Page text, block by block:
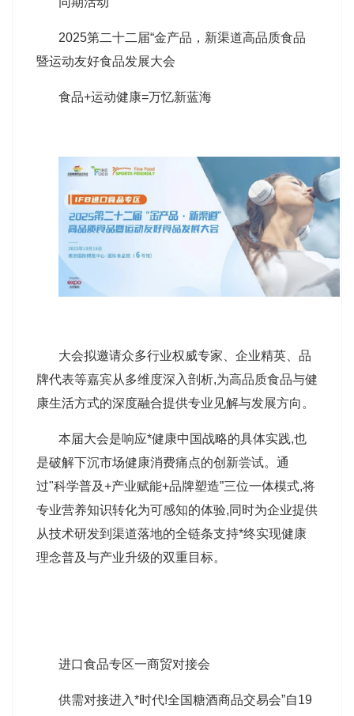
2025第二十二届“金产品，新渠道高品质食品
暨运动友好食品发展大会
食品+运动健康=万忆新蓝海
大会拟邀请众多行业权威专家、企业精英、品
牌代表等嘉宾从多维度深入剖析,为高品质食品与健
康生活方式的深度融合提供专业见解与发展方向。
本届大会是响应*健康中国战略的具体实践,也
是破解下沉市场健康消费痛点的创新尝试。通
过"科学普及+产业赋能+品牌塑造”三位一体模式,将
专业营养知识转化为可感知的体验,同时为企业提供
从技术研发到渠道落地的全链条支持*终实现健康
理念普及与产业升级的双重目标。
进口食品专区一商贸对接会
供需对接进入*时代!全国糖酒商品交易会”自19